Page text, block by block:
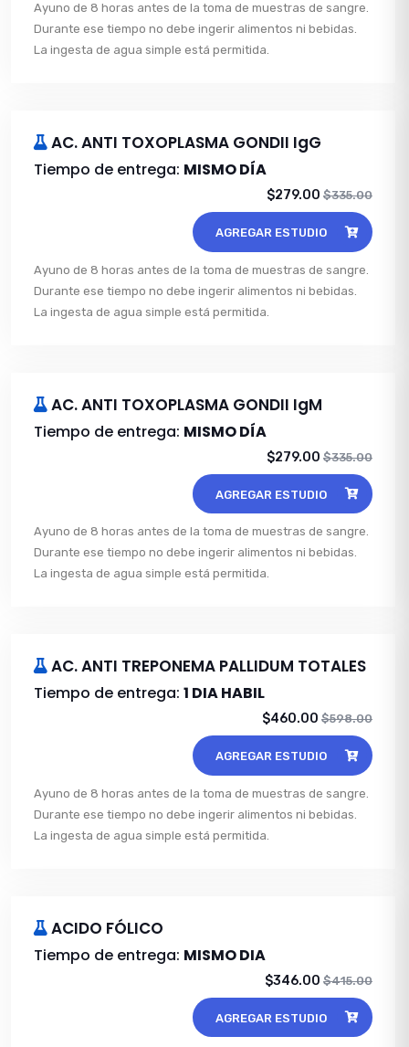
Ayuno de 8 horas antes de la toma de muestras de sangre.
Durante ese tiempo no debe ingerir alimentos ni bebidas.
La ingesta de agua simple está permitida.
AC. ANTI TOXOPLASMA GONDII IgG
Tiempo de entrega: MISMO DÍA
$279.00 $335.00
AGREGAR ESTUDIO
Ayuno de 8 horas antes de la toma de muestras de sangre.
Durante ese tiempo no debe ingerir alimentos ni bebidas.
La ingesta de agua simple está permitida.
AC. ANTI TOXOPLASMA GONDII IgM
Tiempo de entrega: MISMO DÍA
$279.00 $335.00
AGREGAR ESTUDIO
Ayuno de 8 horas antes de la toma de muestras de sangre.
Durante ese tiempo no debe ingerir alimentos ni bebidas.
La ingesta de agua simple está permitida.
AC. ANTI TREPONEMA PALLIDUM TOTALES
Tiempo de entrega: 1 DIA HABIL
$460.00 $598.00
AGREGAR ESTUDIO
Ayuno de 8 horas antes de la toma de muestras de sangre.
Durante ese tiempo no debe ingerir alimentos ni bebidas.
La ingesta de agua simple está permitida.
ACIDO FÓLICO
Tiempo de entrega: MISMO DIA
$346.00 $415.00
AGREGAR ESTUDIO